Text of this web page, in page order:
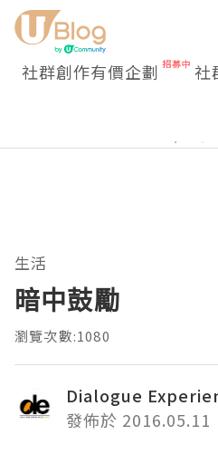
社群創作有價企劃 社
生活
暗中鼓勵
瀏覽次數:1080
Dialogue
發佈於 2016.05.11